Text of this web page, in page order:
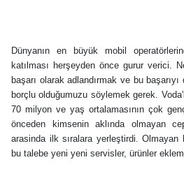
Dünyanın en büyük mobil
katılması herşeyden önce gurur verici.
başarı olarak adlandırmak ve bu
borçlu olduğumuzu söylemek gerek.
70 milyon ve yaş ortalamasının çok
önceden kimsenin aklında olmayan
arasinda ilk sıralara yerleştirdi.
bu talebe yeni yeni servisler, ürünler